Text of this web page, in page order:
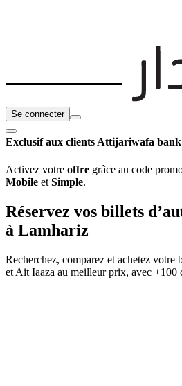
Se connecter
Exclusif aux clients Attijariwafa
Activez votre offre grâce au code
Mobile et Simple.
Réservez vos billets
à Lamhariz
Recherchez, comparez et achetez votre
et Ait Iaaza au meilleur prix, avec +100